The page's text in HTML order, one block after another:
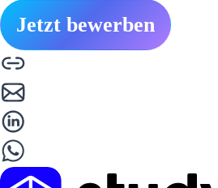
Jetzt bewerben